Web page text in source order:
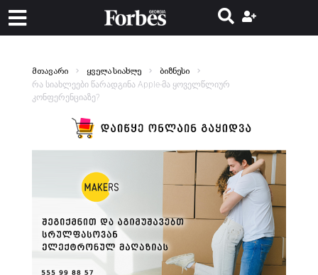
მთავარი ყველა სიახლე ბიზნესი
რა სიახლეები წარადგინა Apple-მა ყოველწლიურ
კონფერენციაზე?